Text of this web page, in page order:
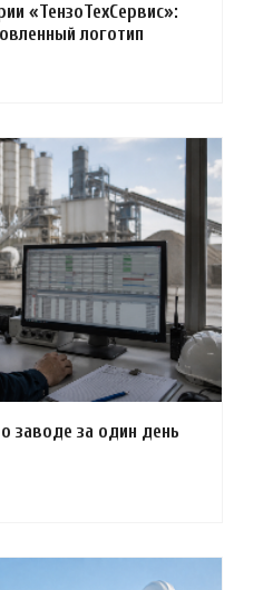
«ТензоТехСервис»:
логотип
заводе за один день